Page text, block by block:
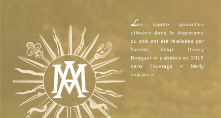
Les quatre gouaches
utilisées dans le diaporama
du site ont été réalisées par
l’artiste belge Thierry
Bosquet et publiées en 2015
dans l’ouvrage « Marly
disparu »